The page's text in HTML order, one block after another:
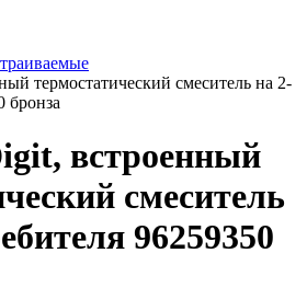
термостатический смеситель на 2-
бронза
встроенный
смеситель
96259350